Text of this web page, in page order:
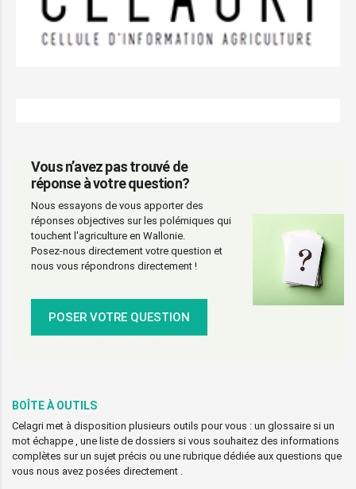
Vous n’avez pas trouvé de
réponse à votre question?
Nous essayons de vous apporter des
réponses objectives sur les polémiques qui
touchent l'agriculture en Wallonie.
Posez-nous directement votre question et
nous vous répondrons directement !
POSER VOTRE QUESTION
BOÎTE À OUTILS
Celagri met à disposition plusieurs outils pour vous : un glossaire si un
mot échappe , une liste de dossiers si vous souhaitez des informations
complètes sur un sujet précis ou une rubrique dédiée aux questions que
vous nous avez posées directement .